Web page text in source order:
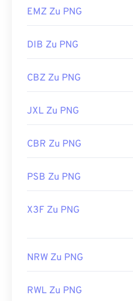
Verwenden Sie unseren
EMZ Zu PNG
DIB Zu PNG
CBZ Zu PNG
JXL Zu PNG
CBR Zu PNG
PSB Zu PNG
X3F Zu PNG
NRW Zu PNG
RWL Zu PNG